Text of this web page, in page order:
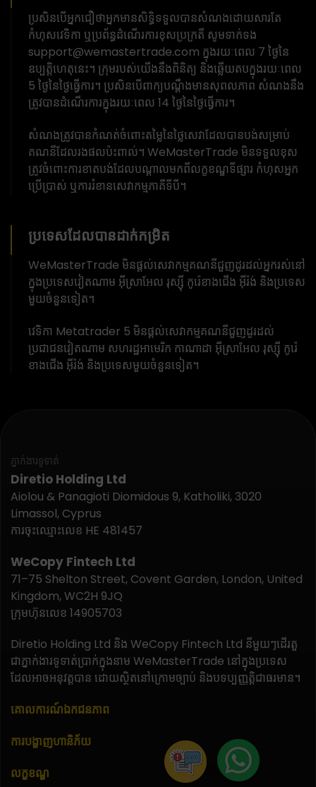
ប្រសិនបើអ្នកជឿថាអ្នកមានសិទ្ធិទទួលបានសំណងដោយសារតែ
កំហុសវេទិកា ឬប្រព័ន្ធដំណើរការខុសប្រក្រតី សូមទាក់ទង
support@wemastertrade.com ក្នុងរយៈពេល 7 ថ្ងៃនៃ
ឧប្បត្តិហេតុនេះ។ ក្រុមរបស់យើងនឹងពិនិត្យ និងឆ្លើយតបក្នុងរយៈពេល
5 ថ្ងៃនៃថ្ងៃធ្វើការ។ ប្រសិនបើពាក្យបណ្តឹងមានសុពលភាព សំណងនឹង
ត្រូវបានដំណើរការក្នុងរយៈពេល 14 ថ្ងៃនៃថ្ងៃធ្វើការ។
សំណងត្រូវបានកំណត់ចំពោះតម្លៃនៃថ្លៃសេវាដែលបានបង់សម្រាប់
គណនីដែលរងផលប៉ះពាល់។ WeMasterTrade មិនទទួលខុស
ត្រូវចំពោះការខាតបង់ដែលបណ្តាលមកពីលក្ខខណ្ឌទីផ្សារ កំហុសអ្នក
ប្រើប្រាស់ ឬការរំខានសេវាកម្មភាគីទីបី។
ប្រទេសដែលបានដាក់កម្រិត
WeMasterTrade មិនផ្តល់សេវាកម្មគណនីជួញដូរដល់អ្នករស់នៅ
ក្នុងប្រទេសវៀតណាម អ៊ីស្រាអែល រុស្ស៊ី កូរ៉េខាងជើង អ៊ីរ៉ង់ និងប្រទេស
មួយចំនួនទៀត។
វេទិកា Metatrader 5 មិនផ្តល់សេវាកម្មគណនីជួញដូរដល់
ប្រជាជនវៀតណាម សហរដ្ឋអាមេរិក កាណាដា អ៊ីស្រាអែល រុស្ស៊ី កូរ៉េ
ខាងជើង អ៊ីរ៉ង់ និងប្រទេសមួយចំនួនទៀត។
ភ្នាក់ងារទូទាត់
Diretio Holding Ltd
Aiolou & Panagioti Diomidous 9, Katholiki, 3020
Limassol, Cyprus
ការចុះឈ្មោះលេខ HE 481457
WeCopy Fintech Ltd
71–75 Shelton Street, Covent Garden, London, United
Kingdom, WC2H 9JQ
ក្រុមហ៊ុនលេខ 14905703
Diretio Holding Ltd និង WeCopy Fintech Ltd នីមួយៗដើរតួ
ជាភ្នាក់ងារទូទាត់ប្រាក់ក្នុងនាម WeMasterTrade នៅក្នុងប្រទេស
ដែលអាចអនុវត្តបាន ដោយស្ថិតនៅក្រោមច្បាប់ និងបទប្បញ្ញត្តិជាធរមាន។
គោលការណ៍ឯកជនភាព
ការបង្ហាញហានិភ័យ
លក្ខខណ្ឌ